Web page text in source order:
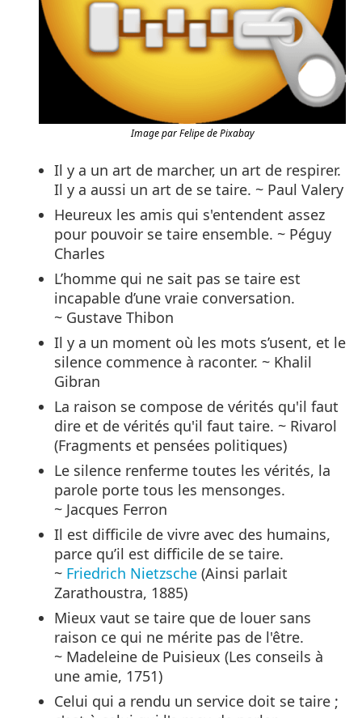
Image par Felipe de Pixabay
Il y a un art de marcher, un art de respirer.
Il y a aussi un art de se taire. ~ Paul Valery
Heureux les amis qui s'entendent assez
pour pouvoir se taire ensemble. ~ Péguy
Charles
L’homme qui ne sait pas se taire est
incapable d’une vraie conversation.
~ Gustave Thibon
Il y a un moment où les mots s’usent, et le
silence commence à raconter. ~ Khalil
Gibran
La raison se compose de vérités qu'il faut
dire et de vérités qu'il faut taire. ~ Rivarol
(Fragments et pensées politiques)
Le silence renferme toutes les vérités, la
parole porte tous les mensonges.
~ Jacques Ferron
Il est difficile de vivre avec des humains,
parce qu’il est difficile de se taire.
~ Friedrich Nietzsche (Ainsi parlait
Zarathoustra, 1885)
Mieux vaut se taire que de louer sans
raison ce qui ne mérite pas de l'être.
~ Madeleine de Puisieux (Les conseils à
une amie, 1751)
Celui qui a rendu un service doit se taire ;